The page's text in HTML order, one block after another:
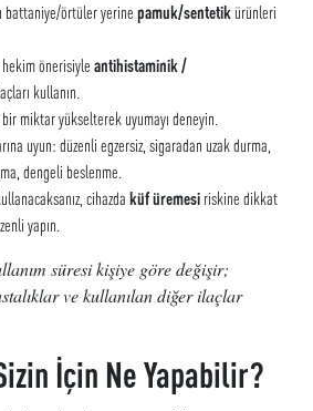
battaniye/örtüler yerine pamuk/sentetik ürünleri
önerisiyle antihistaminik /
kullanın.
bir miktar yükselterek uyumayı deneyin.
uyun: düzenli egzersiz, sigaradan uzak durma,
dengeli beslenme.
cihazda küf üremesi riskine dikkat
yapın.
süresi kişiye göre değişir;
ve kullanılan diğer ilaçlar
İçin Ne Yapabilir?